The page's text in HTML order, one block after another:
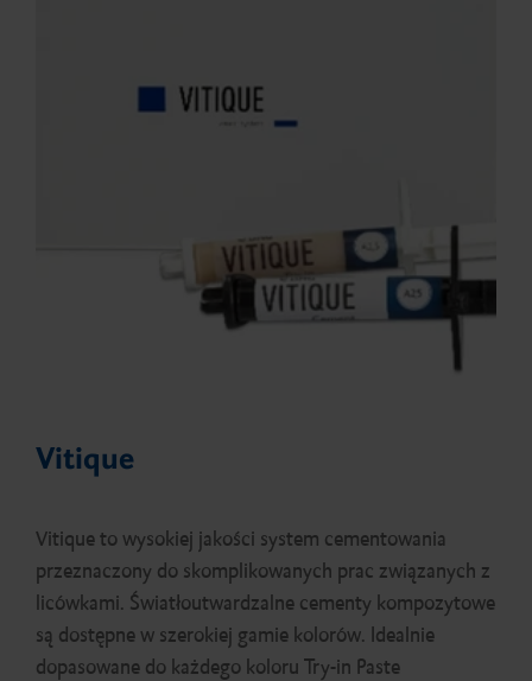
Vitique
Vitique to wysokiej jakości system cementowania
przeznaczony do skomplikowanych prac związanych z
licówkami. Światłoutwardzalne cementy kompozytowe
są dostępne w szerokiej gamie kolorów. Idealnie
dopasowane do każdego koloru Try-in Paste